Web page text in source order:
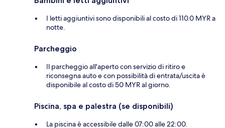
I letti aggiuntivi sono disponibili al costo di 110.0 MYR a
notte.
Parcheggio
Il parcheggio all'aperto con servizio di ritiro e
riconsegna auto e con possibilità di entrata/uscita è
disponibile al costo di 50 MYR al giorno.
Piscina, spa e palestra (se disponibili)
La piscina è accessibile dalle 07:00 alle 22:00.